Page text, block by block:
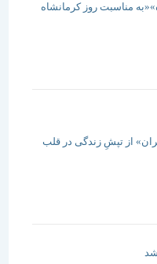
روز کرمانشاه
تپشِ زندگی در قلب